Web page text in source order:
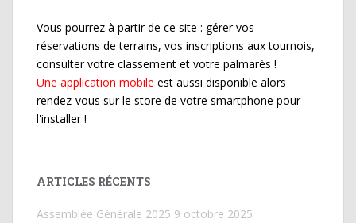
Vous pourrez à partir de ce site : gérer vos
réservations de terrains, vos inscriptions aux tournois,
consulter votre classement et votre palmarès !
Une application mobile est aussi disponible alors
rendez-vous sur le store de votre smartphone pour
l'installer !
ARTICLES RÉCENTS
Assemblée Générale 2025 9 octobre 2025